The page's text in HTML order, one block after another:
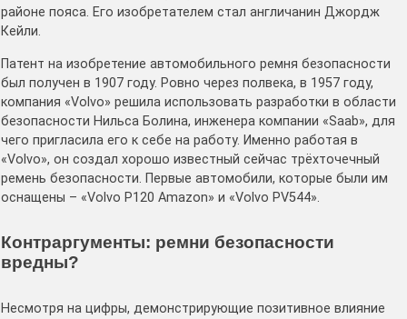
районе пояса. Его изобретателем стал англичанин Джордж
Кейли.
Патент на изобретение автомобильного ремня безопасности
был получен в 1907 году. Ровно через полвека, в 1957 году,
компания «Volvo» решила использовать разработки в области
безопасности Нильса Болина, инженера компании «Saab», для
чего пригласила его к себе на работу. Именно работая в
«Volvo», он создал хорошо известный сейчас трёхточечный
ремень безопасности. Первые автомобили, которые были им
оснащены – «Volvo P120 Amazon» и «Volvo PV544».
Контраргументы: ремни безопасности
вредны?
Несмотря на цифры, демонстрирующие позитивное влияние